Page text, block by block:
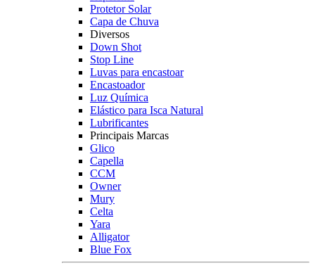
Protetor Solar
Capa de Chuva
Diversos
Down Shot
Stop Line
Luvas para encastoar
Encastoador
Luz Química
Elástico para Isca Natural
Lubrificantes
Principais Marcas
Glico
Capella
CCM
Owner
Mury
Celta
Yara
Alligator
Blue Fox